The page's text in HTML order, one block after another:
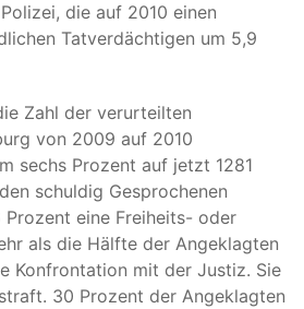
die auf 2010 einen
Tatverdächtigen um 5,9
Zahl der verurteilten
von 2009 auf 2010
sechs Prozent auf jetzt 1281
schuldig Gesprochenen
eine Freiheits- oder
als die Hälfte der Angeklagten
Konfrontation mit der Justiz. Sie
30 Prozent der Angeklagten